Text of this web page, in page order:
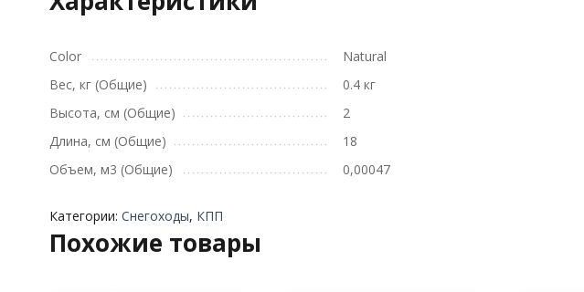
Color
Natural
Вес, кг (Общие)
0.4 кг
Высота, см (Общие)
2
Длина, см (Общие)
18
Объем, м3 (Общие)
0,00047
Категории: Снегоходы, КПП
Похожие товары